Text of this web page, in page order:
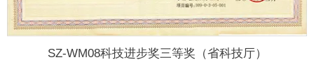
SZ-WM08科技进步奖三等奖（省科技厅）